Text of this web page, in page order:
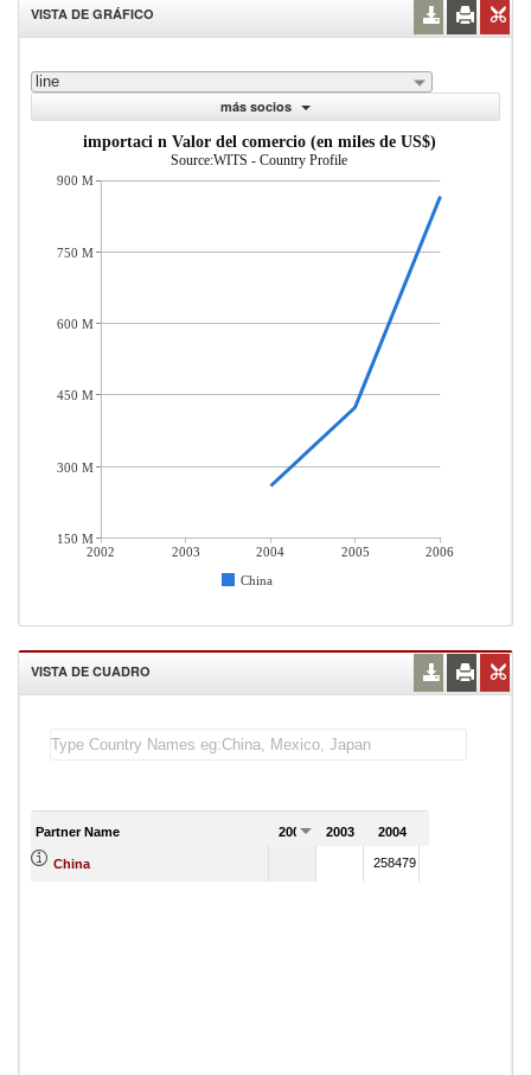
VISTA DE GRÁFICO
line
más socios
importaci n Valor del comercio (en miles de US$)
Source:WITS - Country Profile
2002 2003 2004 2005
2006
China
900 M
750 M
600 M
450 M
300 M
150 M
VISTA DE CUADRO
Partner Name 2002 2003 2004
China 258479